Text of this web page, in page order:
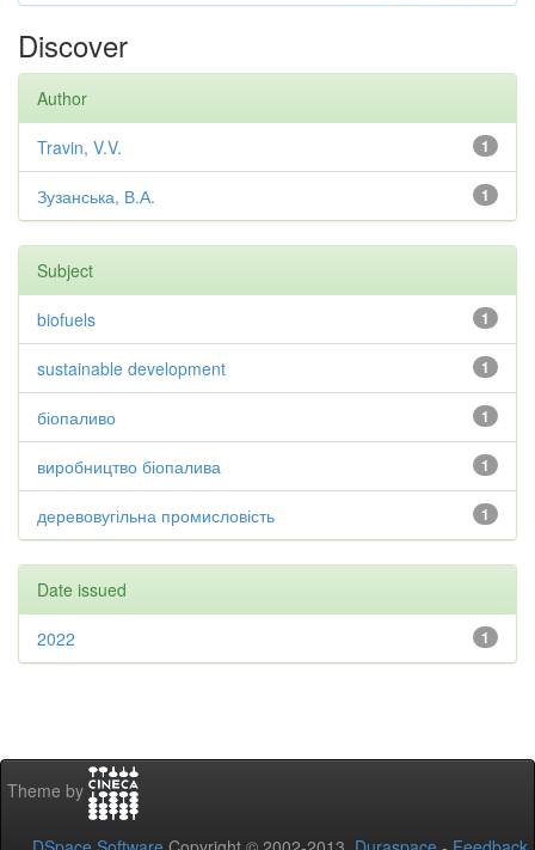
Discover
Author
1
Travin, V.V.
1
Зузанська, В.А.
Subject
1
biofuels
1
sustainable development
1
біопаливо
1
виробництво біопалива
1
деревовугільна промисловість
Date issued
1
2022
Theme by